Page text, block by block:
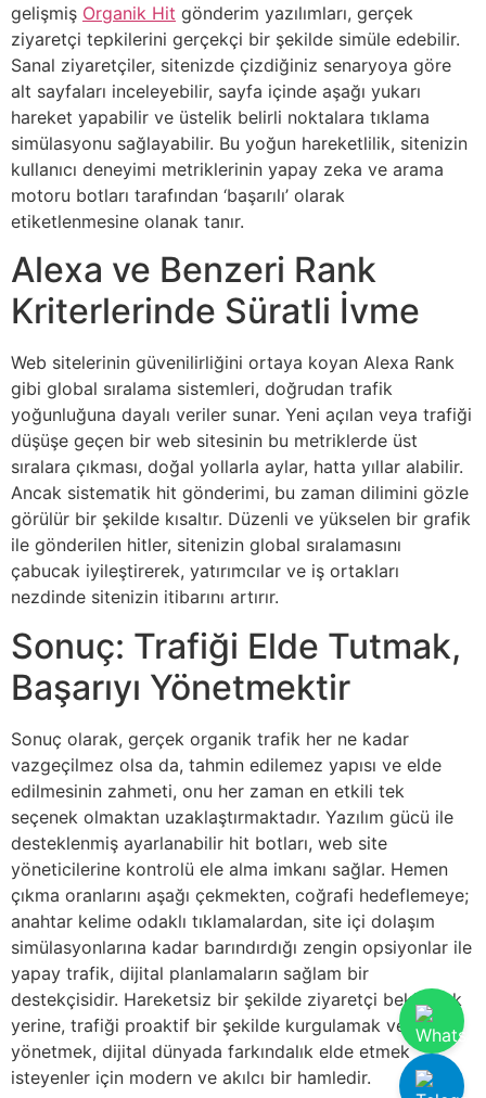
gelişmiş Organik Hit gönderim yazılımları, gerçek
ziyaretçi tepkilerini gerçekçi bir şekilde simüle edebilir.
Sanal ziyaretçiler, sitenizde çizdiğiniz senaryoya göre
alt sayfaları inceleyebilir, sayfa içinde aşağı yukarı
hareket yapabilir ve üstelik belirli noktalara tıklama
simülasyonu sağlayabilir. Bu yoğun hareketlilik, sitenizin
kullanıcı deneyimi metriklerinin yapay zeka ve arama
motoru botları tarafından ‘başarılı’ olarak
etiketlenmesine olanak tanır.
Alexa ve Benzeri Rank
Kriterlerinde Süratli İvme
Web sitelerinin güvenilirliğini ortaya koyan Alexa Rank
gibi global sıralama sistemleri, doğrudan trafik
yoğunluğuna dayalı veriler sunar. Yeni açılan veya trafiği
düşüşe geçen bir web sitesinin bu metriklerde üst
sıralara çıkması, doğal yollarla aylar, hatta yıllar alabilir.
Ancak sistematik hit gönderimi, bu zaman dilimini gözle
görülür bir şekilde kısaltır. Düzenli ve yükselen bir grafik
ile gönderilen hitler, sitenizin global sıralamasını
çabucak iyileştirerek, yatırımcılar ve iş ortakları
nezdinde sitenizin itibarını artırır.
Sonuç: Trafiği Elde Tutmak,
Başarıyı Yönetmektir
Sonuç olarak, gerçek organik trafik her ne kadar
vazgeçilmez olsa da, tahmin edilemez yapısı ve elde
edilmesinin zahmeti, onu her zaman en etkili tek
seçenek olmaktan uzaklaştırmaktadır. Yazılım gücü ile
desteklenmiş ayarlanabilir hit botları, web site
yöneticilerine kontrolü ele alma imkanı sağlar. Hemen
çıkma oranlarını aşağı çekmekten, coğrafi hedeflemeye;
anahtar kelime odaklı tıklamalardan, site içi dolaşım
simülasyonlarına kadar barındırdığı zengin opsiyonlar ile
yapay trafik, dijital planlamaların sağlam bir
destekçisidir. Hareketsiz bir şekilde ziyaretçi beklemek
yerine, trafiği proaktif bir şekilde kurgulamak ve
yönetmek, dijital dünyada farkındalık elde etmek
isteyenler için modern ve akılcı bir hamledir.